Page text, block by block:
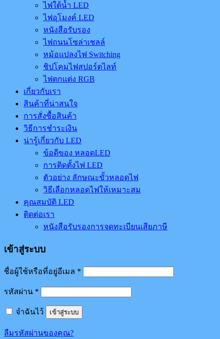
ไฟใต้น้ำ LED
ไฟอุโมงค์ LED
หนังสือรับรอง
ไฟถนนโซล่าเชลล์
หม้อแปลงไฟ Switching
ชิปโคมไฟสปอร์ตไลท์
ไฟตกแต่ง RGB
เกี่ยวกับเรา
สินค้าที่น่าสนใจ
การสั่งซื้อสินค้า
วิธีการชำระเงิน
น่ารู้เกี่ยวกับ LED
ข้อดีของ หลอดLED
การติดตั้งไฟ LED
ตัวอย่าง ลักษณะขั้วหลอดไฟ
วิธีเลือกหลอดไฟให้เหมาะสม
คุณสมบัติ LED
ติดต่อเรา
หนังสือรับรองการจดทะเบียนเสียภาษี
เข้าสู่ระบบ
ชื่อผู้ใช้หรือที่อยู่อีเมล *
รหัสผ่าน *
จำฉันไว้ เข้าสู่ระบบ
ลืมรหัสผ่านของคุณ?